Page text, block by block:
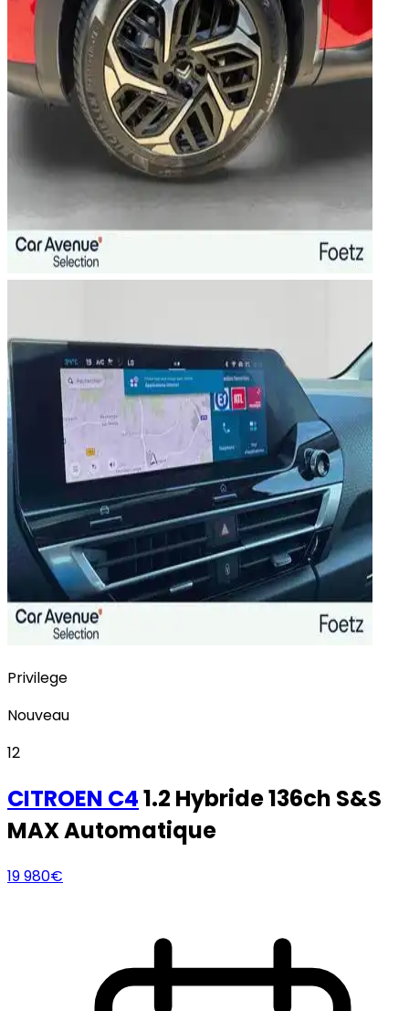
Privilege
Nouveau
12
CITROEN C41.2 Hybride 136ch S&S
MAX Automatique
19 980€